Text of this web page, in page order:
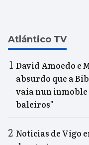
Atlántico TV
David Amoedo e
absurdo que a
vaia nun inmoble
baleiros"
Noticias de Vigo